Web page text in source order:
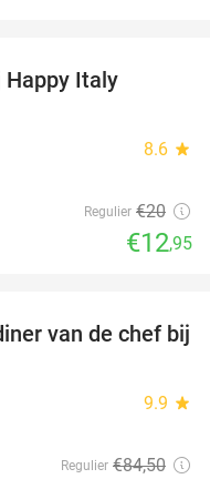
Happy Italy
8.6 star
Regulier €20
€12,95
36%
van de chef bij
9.9 star
Regulier €84,50